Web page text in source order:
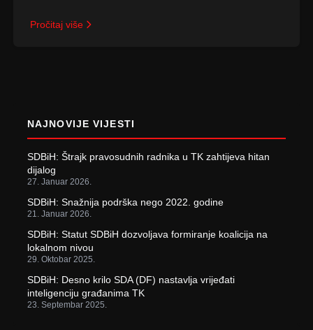
Pročitaj više
NAJNOVIJE VIJESTI
SDBiH: Štrajk pravosudnih radnika u TK zahtijeva hitan
dijalog
27. Januar 2026.
SDBiH: Snažnija podrška nego 2022. godine
21. Januar 2026.
SDBiH: Statut SDBiH dozvoljava formiranje koalicija na
lokalnom nivou
29. Oktobar 2025.
SDBiH: Desno krilo SDA (DF) nastavlja vrijeđati
inteligenciju građanima TK
23. Septembar 2025.